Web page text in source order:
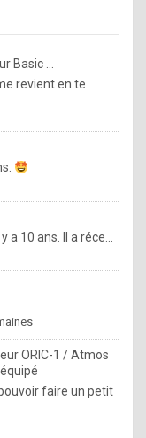
Basic ...
revient en te
10 ans. Il a réce...
ORIC-1 / Atmos
faire un petit